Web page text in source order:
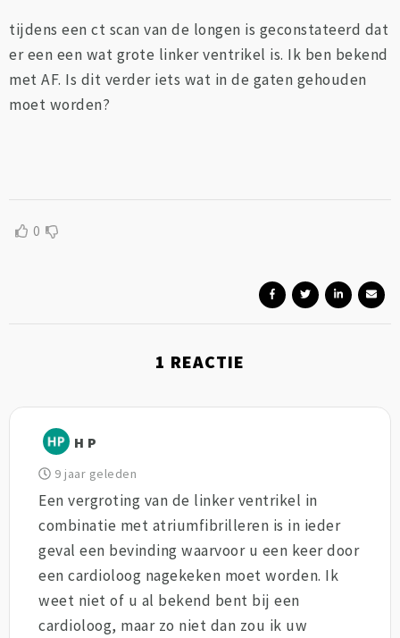
tijdens een ct scan van de longen is geconstateerd dat
er een een wat grote linker ventrikel is. Ik ben bekend
met AF. Is dit verder iets wat in de gaten gehouden
moet worden?
0
1 REACTIE
H P
9 jaar geleden
Een vergroting van de linker ventrikel in
combinatie met atriumfibrilleren is in ieder
geval een bevinding waarvoor u een keer door
een cardioloog nagekeken moet worden. Ik
weet niet of u al bekend bent bij een
cardioloog, maar zo niet dan zou ik uw